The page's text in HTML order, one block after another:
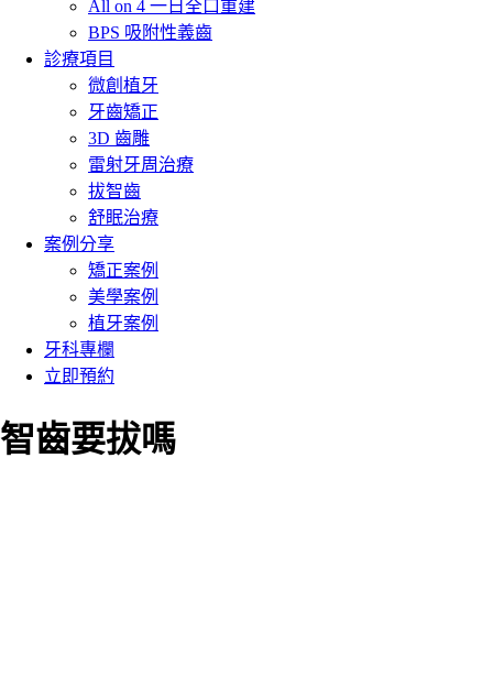
All on 4 一日全口重建
BPS 吸附性義齒
診療項目
微創植牙
牙齒矯正
3D 齒雕
雷射牙周治療
拔智齒
舒眠治療
案例分享
矯正案例
美學案例
植牙案例
牙科專欄
立即預約
智齒要拔嗎